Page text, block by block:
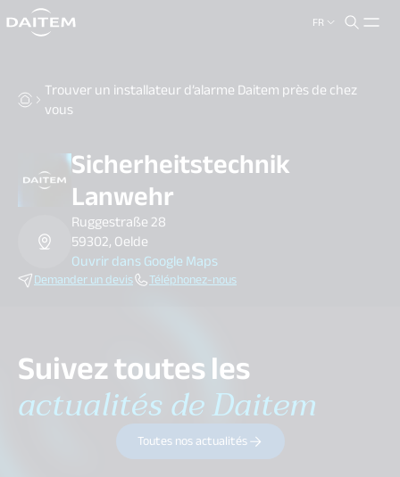
FR
search.label
Trouver un installateur d’alarme Daitem près de chez
vous
Sicherheitstechnik
Lanwehr
Ruggestraße 28
59302, Oelde
Ouvrir dans Google Maps
Demander un devis Téléphonez-nous
Suivez toutes les
actualités de Daitem
Toutes nos actualités